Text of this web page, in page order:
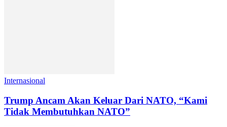
Internasional
Trump Ancam Akan Keluar Dari NATO, “Kami
Tidak Membutuhkan NATO”